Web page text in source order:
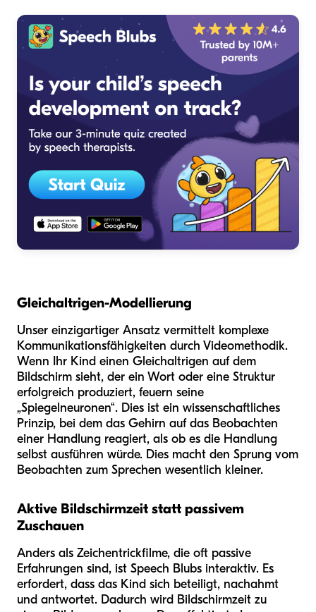
Gleichaltrigen-Modellierung
Unser einzigartiger Ansatz vermittelt komplexe
Kommunikationsfähigkeiten durch Videomethodik.
Wenn Ihr Kind einen Gleichaltrigen auf dem
Bildschirm sieht, der ein Wort oder eine Struktur
erfolgreich produziert, feuern seine
„Spiegelneuronen“. Dies ist ein wissenschaftliches
Prinzip, bei dem das Gehirn auf das Beobachten
einer Handlung reagiert, als ob es die Handlung
selbst ausführen würde. Dies macht den Sprung vom
Beobachten zum Sprechen wesentlich kleiner.
Aktive Bildschirmzeit statt passivem
Zuschauen
Anders als Zeichentrickfilme, die oft passive
Erfahrungen sind, ist Speech Blubs interaktiv. Es
erfordert, dass das Kind sich beteiligt, nachahmt
und antwortet. Dadurch wird Bildschirmzeit zu